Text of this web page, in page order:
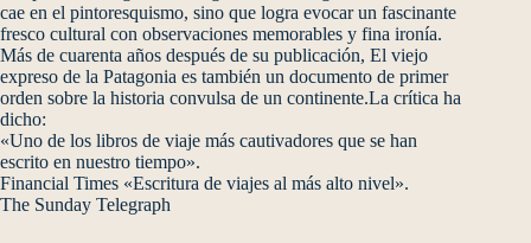
cae en el pintoresquismo, sino que logra evocar un fascinante
fresco cultural con observaciones memorables y fina ironía.
Más de cuarenta años después de su publicación, El viejo
expreso de la Patagonia es también un documento de primer
orden sobre la historia convulsa de un continente.La crítica ha
dicho:
«Uno de los libros de viaje más cautivadores que se han
escrito en nuestro tiempo».
Financial Times «Escritura de viajes al más alto nivel».
The Sunday Telegraph